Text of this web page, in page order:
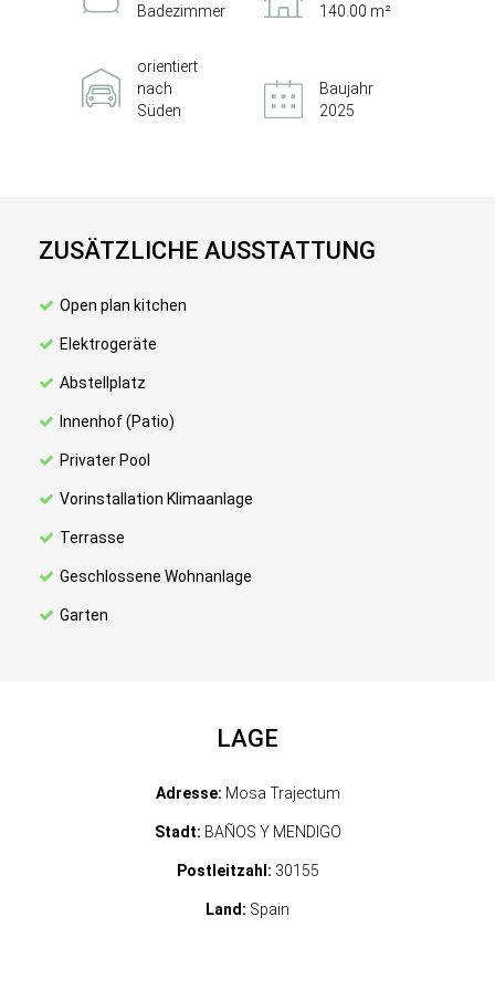
Badezimmer 140.00 m²
orientiert
nach
Süden
Baujahr
2025
ZUSÄTZLICHE AUSSTATTUNG
Open plan kitchen
Elektrogeräte
Abstellplatz
Innenhof (Patio)
Privater Pool
Vorinstallation Klimaanlage
Terrasse
Geschlossene Wohnanlage
Garten
LAGE
Adresse: Mosa Trajectum
Stadt: BAÑOS Y MENDIGO
Postleitzahl: 30155
Land: Spain